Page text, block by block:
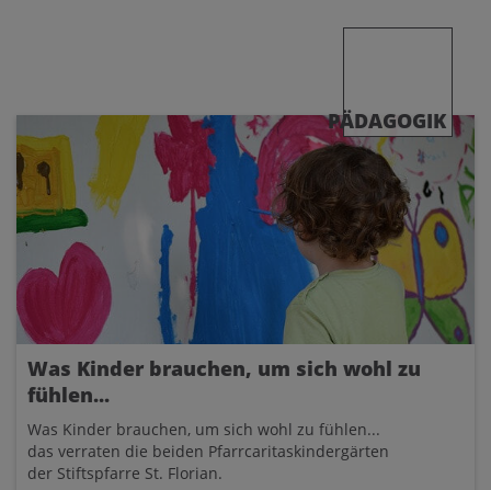
PÄDAGOGIK
Was Kinder brauchen, um sich wohl zu
fühlen...
Was Kinder brauchen, um sich wohl zu fühlen...
das verraten die beiden Pfarrcaritaskindergärten
der Stiftspfarre St. Florian.